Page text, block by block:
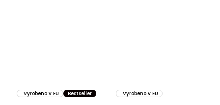
Vyrobeno v EU Bestseller Vyrobeno v EU